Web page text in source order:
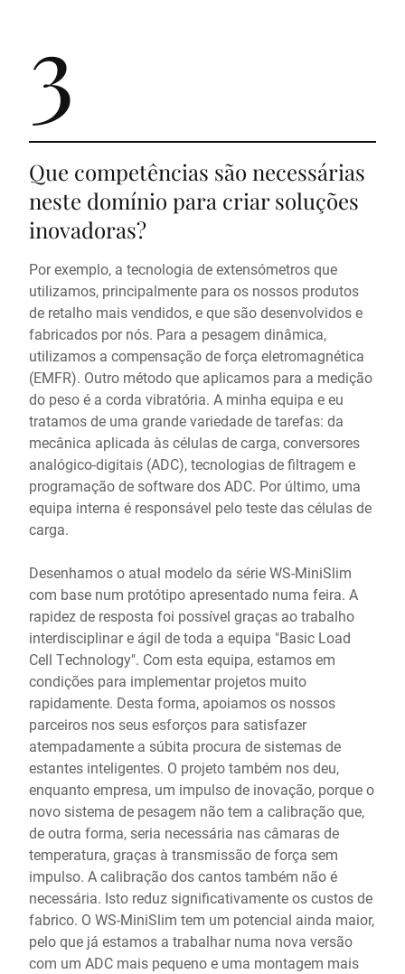
3
Que competências são necessárias
neste domínio para criar soluções
inovadoras?
Por exemplo, a tecnologia de extensómetros que
utilizamos, principalmente para os nossos produtos
de retalho mais vendidos, e que são desenvolvidos e
fabricados por nós. Para a pesagem dinâmica,
utilizamos a compensação de força eletromagnética
(EMFR). Outro método que aplicamos para a medição
do peso é a corda vibratória. A minha equipa e eu
tratamos de uma grande variedade de tarefas: da
mecânica aplicada às células de carga, conversores
analógico-digitais (ADC), tecnologias de filtragem e
programação de software dos ADC. Por último, uma
equipa interna é responsável pelo teste das células de
carga.
Desenhamos o atual modelo da série WS-MiniSlim
com base num protótipo apresentado numa feira. A
rapidez de resposta foi possível graças ao trabalho
interdisciplinar e ágil de toda a equipa "Basic Load
Cell Technology". Com esta equipa, estamos em
condições para implementar projetos muito
rapidamente. Desta forma, apoiamos os nossos
parceiros nos seus esforços para satisfazer
atempadamente a súbita procura de sistemas de
estantes inteligentes. O projeto também nos deu,
enquanto empresa, um impulso de inovação, porque o
novo sistema de pesagem não tem a calibração que,
de outra forma, seria necessária nas câmaras de
temperatura, graças à transmissão de força sem
impulso. A calibração dos cantos também não é
necessária. Isto reduz significativamente os custos de
fabrico. O WS-MiniSlim tem um potencial ainda maior,
pelo que já estamos a trabalhar numa nova versão
com um ADC mais pequeno e uma montagem mais